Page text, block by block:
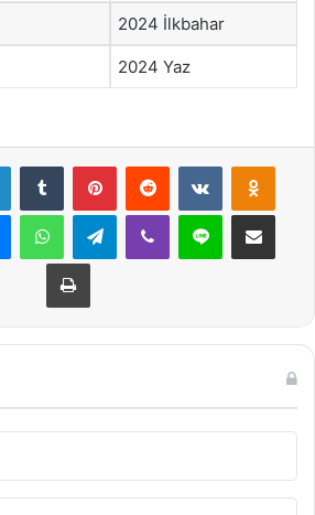
2024 İlkbahar
2024 Yaz
LinkedInTumblr PinterestReddit VKontakte
MessengerWhatsAppTelegramViber Line E-Posta ile
Yazdır